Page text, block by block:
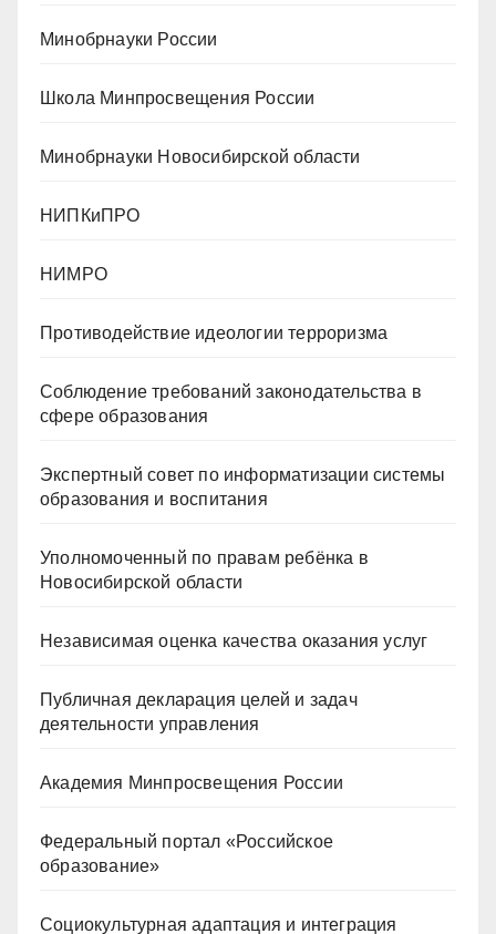
Минобрнауки России
Школа Минпросвещения России
Минобрнауки Новосибирской области
НИПКиПРО
НИМРО
Противодействие идеологии терроризма
Cоблюдение требований законодательства в
сфере образования
Экспертный совет по информатизации системы
образования и воспитания
Уполномоченный по правам ребёнка в
Новосибирской области
Независимая оценка качества оказания услуг
Публичная декларация целей и задач
деятельности управления
Академия Минпросвещения России
Федеральный портал «Российское
образование»
Социокультурная адаптация и интеграция